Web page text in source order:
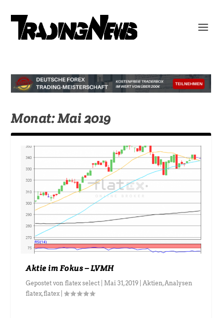
Monat:Mai 2019
Aktie im Fokus – LVMH
Gepostet vonflatex select Mai 31, 2019 |Aktien,Analysen
flatex,flatex |